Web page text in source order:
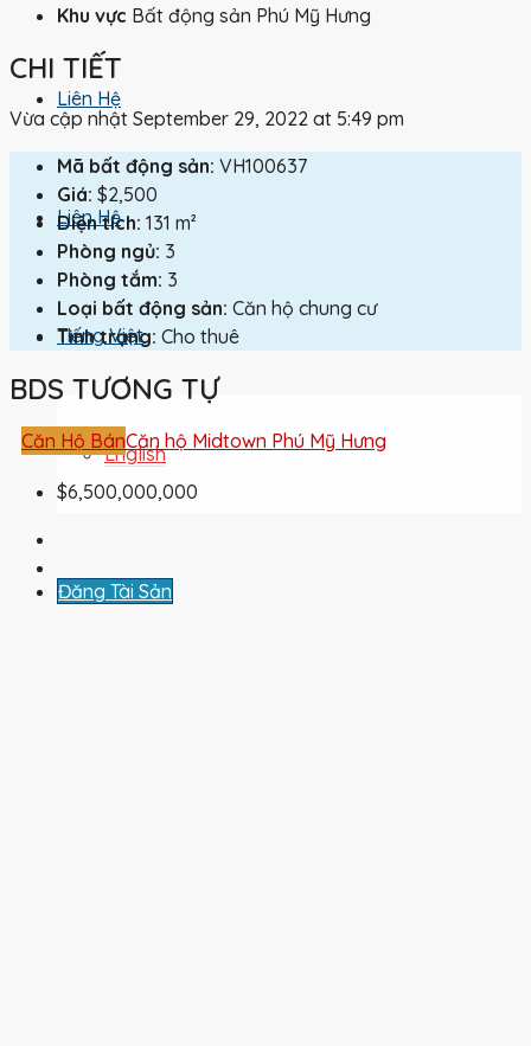
Liên Hệ
Liên Hệ
Tiếng Việt
English
Đăng Tài Sản
Khu vực Bất động sản Phú Mỹ Hưng
CHI TIẾT
Vừa cập nhật September 29, 2022 at 5:49 pm
Mã bất động sản: VH100637
Giá: $2,500
Diện tích: 131 m²
Phòng ngủ: 3
Phòng tắm: 3
Loại bất động sản: Căn hộ chung cư
Tình trạng: Cho thuê
BDS TƯƠNG TỰ
Căn Hộ BánCăn hộ Midtown Phú Mỹ Hưng
$6,500,000,000